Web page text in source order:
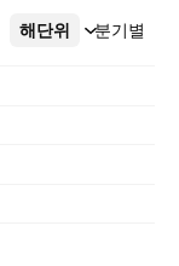
해단위 분기별
더보기